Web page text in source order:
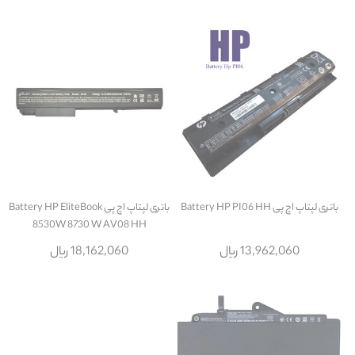
باتری لپتاپ اچ پی Battery HP PI06 HH
13,962,060 ریال
باتری لپتاپ اچ پی Battery HP EliteBook
8530W 8730 W AV08 HH
18,162,060 ریال